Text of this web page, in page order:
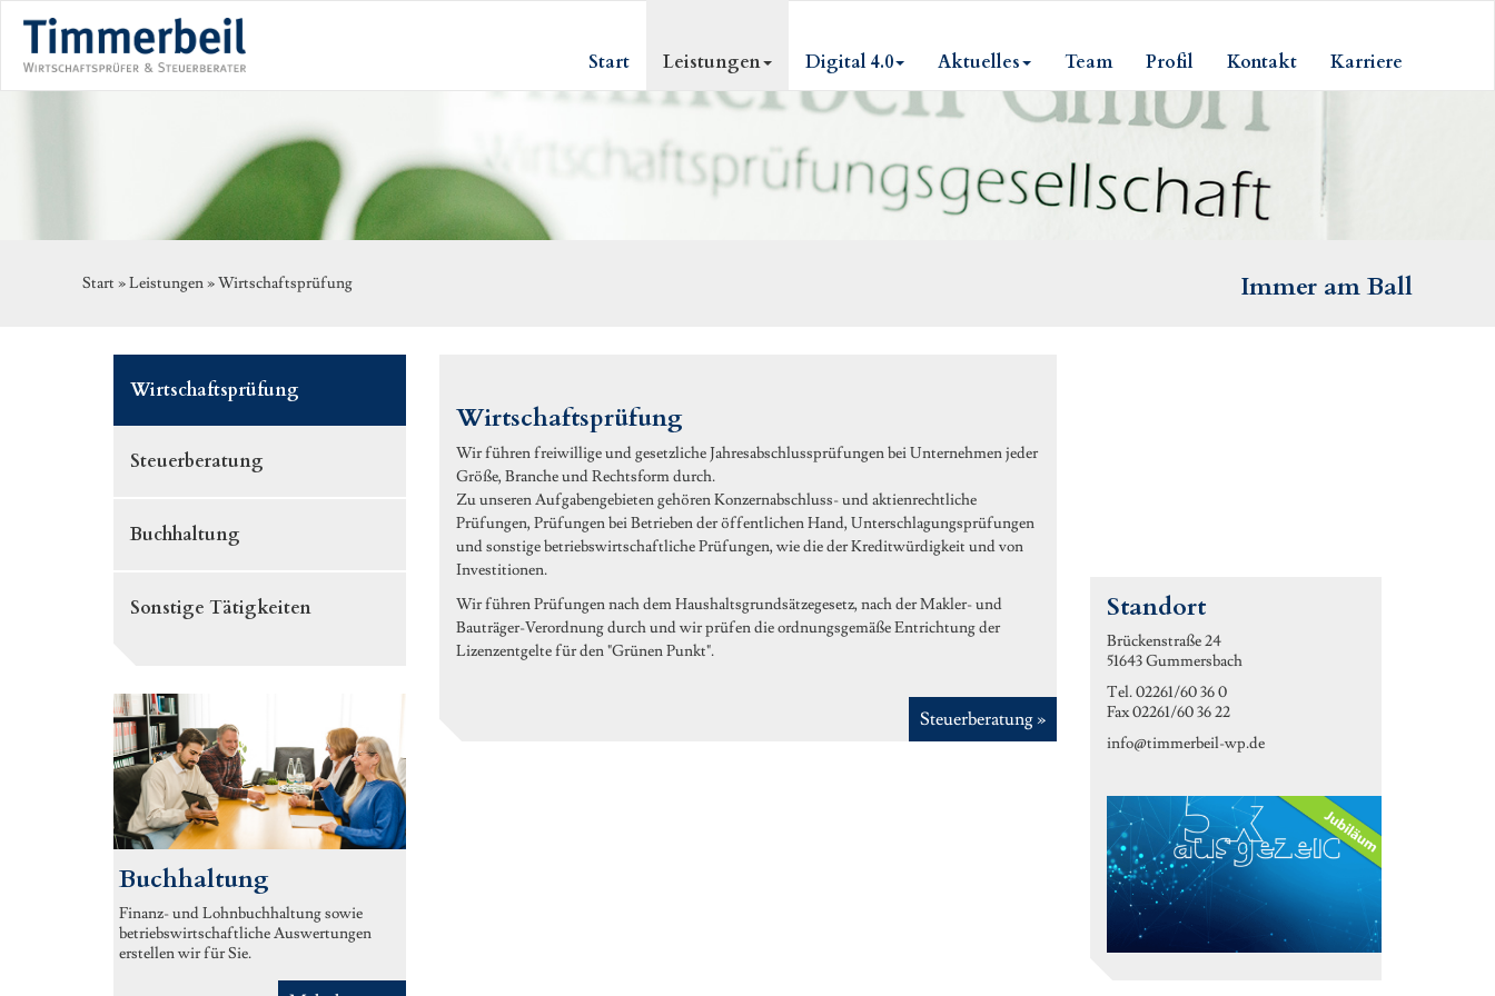
Start Leistungen Digital 4.0 Aktuelles Team Profil Kontakt Karriere
Start »Leistungen»Wirtschaftsprüfung Immer am Ball
Wirtschaftsprüfung
Steuerberatung
Buchhaltung
Sonstige Tätigkeiten
Buchhaltung
Finanz- und Lohnbuchhaltung sowie
betriebswirtschaftliche Auswertungen
erstellen wir für Sie.
Wirtschaftsprüfung
Wir führen freiwillige und gesetzliche Jahresabschlussprüfungen bei Unternehmen jeder
Größe, Branche und Rechtsform durch.
Zu unseren Aufgabengebieten gehören Konzernabschluss- und aktienrechtliche
Prüfungen, Prüfungen bei Betrieben der öffentlichen Hand, Unterschlagungsprüfungen
und sonstige betriebswirtschaftliche Prüfungen, wie die der Kreditwürdigkeit und von
Investitionen.
Wir führen Prüfungen nach dem Haushaltsgrundsätzegesetz, nach der Makler- und
Bauträger-Verordnung durch und wir prüfen die ordnungsgemäße Entrichtung der
Lizenzentgelte für den "Grünen Punkt".
Steuerberatung »
Standort
Brückenstraße 24
51643 Gummersbach
Tel. 02261/60 36 0
Fax 02261/60 36 22
info@timmerbeil-wp.de